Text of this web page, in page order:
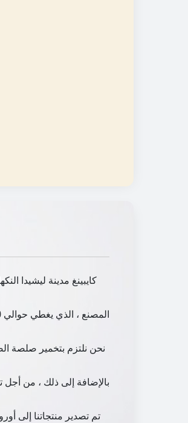
كايبينغ مدينة ليشيدا
نحن نلتزم بتخمير صلصة
بالإضافة إلى ذلك ، من
تم تصدير منتجاتنا إلى